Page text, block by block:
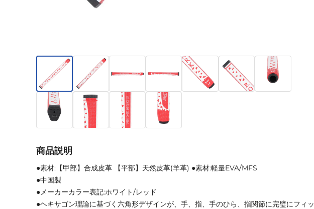
商品説明
●素材:【甲部】合成皮革 【平部】天然皮革(羊革) ●素材:軽量EVA/MFS
●中国製
●メーカーカラー表記:ホワイト/レッド
●ヘキサゴン理論に基づく六角形デザインが、手、指、手のひら、指関節に完璧にフィッ